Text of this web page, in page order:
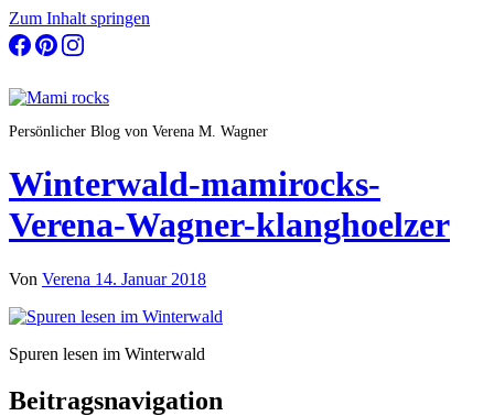
Zum Inhalt springen
Persönlicher Blog von Verena M. Wagner
Winterwald-mamirocks-
Verena-Wagner-klanghoelzer
Von Verena 14. Januar 2018
Spuren lesen im Winterwald
Beitragsnavigation